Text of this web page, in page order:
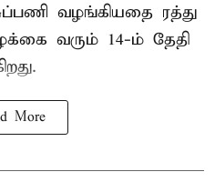
வழங்கியதை ரத்து
வரும் 14-ம் தேதி
More